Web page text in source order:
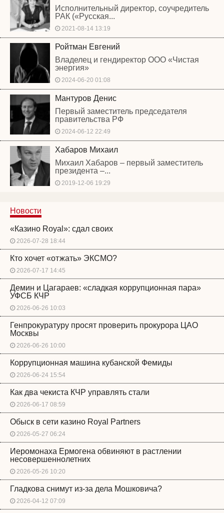
Исполнительный директор, соучредитель
РАК («Русская...
2021-08-14 13:19
Ройтман Евгений
Владелец и гендиректор ООО «Чистая
энергия»
2024-06-20 01:08
Мантуров Денис
Первый заместитель председателя
правительства РФ
2024-06-12 22:49
Хабаров Михаил
Михаил Хабаров – первый заместитель
президента –...
2019-12-06 19:29
Новости
«Казино Royal»: сдал своих
2026-07-28 18:44
Кто хочет «отжать» ЭКСМО?
2026-07-17 14:45
Демин и Цагараев: «сладкая коррупционная пара»
УФСБ КЧР
2026-06-26 10:03
Генпрокуратуру просят проверить прокурора ЦАО
Москвы
2026-06-26 10:00
Коррупционная машина кубанской Фемиды
2026-06-24 15:54
Как два чекиста КЧР управлять стали
2026-06-17 08:59
Обыск в сети казино Royal Partners
2026-05-27 06:24
Иеромонаха Ермогена обвиняют в растлении
несовершеннолетних
2026-05-26 10:20
Гладкова снимут из-за дела Мошковича?
2026-04-12 07:09